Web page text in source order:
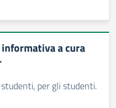
informativa a cura
per gli studenti.